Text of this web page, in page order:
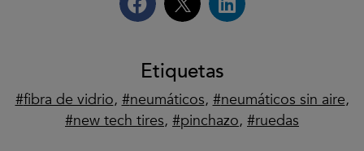
Etiquetas
fibra de vidrio, neumáticos, neumáticos sin aire,
new tech tires, pinchazo, ruedas